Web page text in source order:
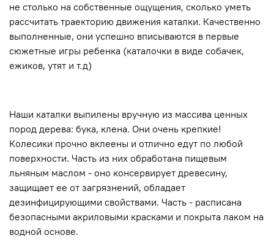
не столько на собственные ощущения, сколько уметь
рассчитать траекторию движения каталки. Качественно
выполненные, они успешно вписываются в первые
сюжетные игры ребенка (каталочки в виде собачек,
ежиков, утят и т.д)
Наши каталки выпилены вручную из массива ценных
пород дерева: бука, клена. Они очень крепкие!
Колесики прочно вклеены и отлично едут по любой
поверхности. Часть из них обработана пищевым
льняным маслом - оно консервирует древесину,
защищает ее от загрязнений, обладает
дезинфицирующими свойствами. Часть - расписана
безопасными акриловыми красками и покрыта лаком на
водной основе.